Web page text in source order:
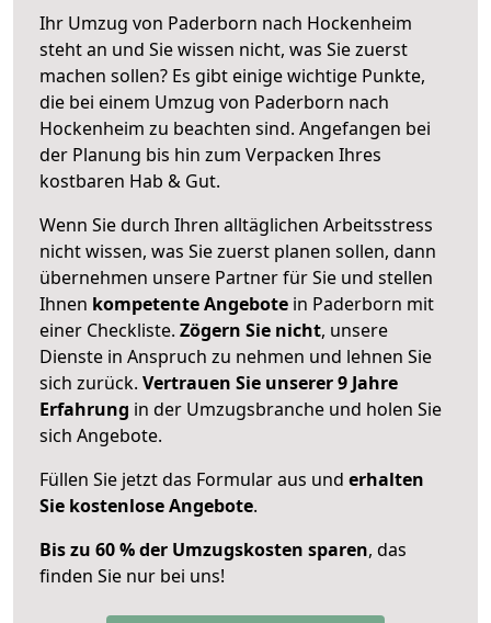
Ihr Umzug von Paderborn nach Hockenheim
steht an und Sie wissen nicht, was Sie zuerst
machen sollen? Es gibt einige wichtige Punkte,
die bei einem Umzug von Paderborn nach
Hockenheim zu beachten sind. Angefangen bei
der Planung bis hin zum Verpacken Ihres
kostbaren Hab & Gut.
Wenn Sie durch Ihren alltäglichen Arbeitsstress
nicht wissen, was Sie zuerst planen sollen, dann
übernehmen unsere Partner für Sie und stellen
Ihnen kompetente Angebote in Paderborn mit
einer Checkliste. Zögern Sie nicht, unsere
Dienste in Anspruch zu nehmen und lehnen Sie
sich zurück. Vertrauen Sie unserer 9 Jahre
Erfahrung in der Umzugsbranche und holen Sie
sich Angebote.
Füllen Sie jetzt das Formular aus und erhalten
Sie kostenlose Angebote.
Bis zu 60 % der Umzugskosten sparen, das
finden Sie nur bei uns!